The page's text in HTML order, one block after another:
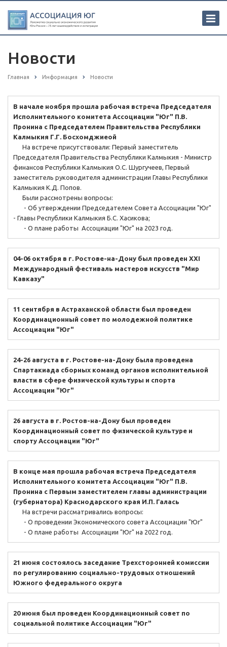
Новости
Главная Информация Новости
В начале ноября прошла рабочая встреча Председателя
Исполнительного комитета Ассоциации "Юг" П.В.
Пронина с Председателем Правительства Республики
Калмыкия Г.Г. Босхомджиеой
На встрече присутствовали: Первый заместитель
Председателя Правительства Республики Калмыкия - Министр
финансов Республики Калмыкия О.С. Шургучеев, Первый
заместитель руководителя администрации Главы Республики
Калмыкия К.Д. Попов.
Были рассмотрены вопросы:
- Об утверждении Председателем Совета Ассоциации "Юг"
- Главы Республики Калмыкия Б.С. Хасикова;
- О плане работы Ассоциации "Юг" на 2023 год.
04-06 октября в г. Ростове-на-Дону был проведен XXI
Международный фестиваль мастеров искусств "Мир
Кавказу"
11 сентября в Астраханской области был проведен
Координационный совет по молодежной политике
Ассоциации "Юг"
24-26 августа в г. Ростове-на-Дону была проведена
Спартакиада сборных команд органов исполнительной
власти в сфере физической культуры и спорта
Ассоциации "Юг"
26 августа в г. Ростов-на-Дону был проведен
Координационный совет по физической культуре и
спорту Ассоциации "Юг"
В конце мая прошла рабочая встреча Председателя
Исполнительного комитета Ассоциации "Юг" П.В.
Пронина с Первым заместителем главы администрации
(губернатора) Краснодарского края И.П. Галась
На встречи рассматривались вопросы:
- О проведении Экономического совета Ассоциации "Юг"
- О плане работы Ассоциации "Юг" на 2022 год.
21 июня состоялось заседание Трехсторонней комиссии
по регулированию социально-трудовых отношений
Южного федерального округа
20 июня был проведен Координационный совет по
социальной политике Ассоциации "Юг"